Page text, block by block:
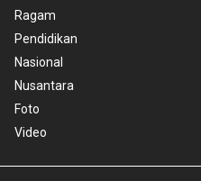
Ragam
Pendidikan
Nasional
Nusantara
Foto
Video